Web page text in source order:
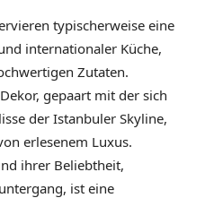
typischerweise eine
internationaler Küche,
Zutaten.
gepaart mit der sich
der Istanbuler Skyline,
erlesenem Luxus.
ihrer Beliebtheit,
ist eine